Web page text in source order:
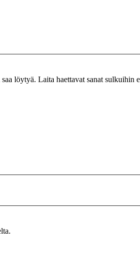
löytyä. Laita haettavat sanat sulkuihin